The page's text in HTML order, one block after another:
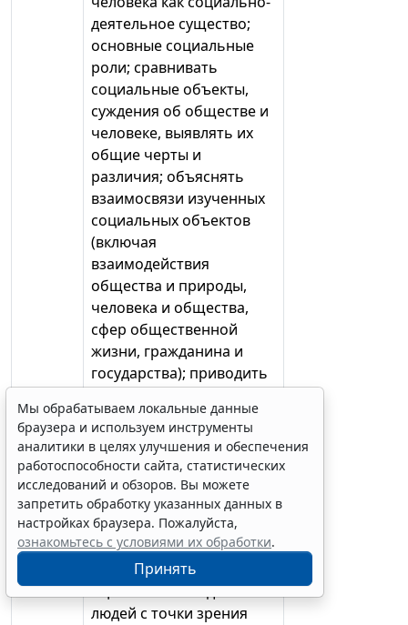
деятельное существо;
основные социальные
роли; сравнивать
социальные объекты,
суждения об обществе и
человеке, выявлять их
общие черты и
различия; объяснять
взаимосвязи изученных
социальных объектов
(включая
взаимодействия
общества и природы,
человека и общества,
сфер общественной
жизни, гражданина и
государства); приводить
объектов определенного
типа, социальных
отношений, ситуаций,
регулируемых
различными видами
социальных норм,
деятельности людей в
различных сферах;
оценивать поведение
людей с точки зрения
Мы обрабатываем локальные данные
браузера и используем инструменты
аналитики в целях улучшения и обеспечения
работоспособности сайта, статистических
исследований и обзоров. Вы можете
запретить обработку указанных данных в
настройках браузера. Пожалуйста,
ознакомьтесь с условиями их обработки.
Принять